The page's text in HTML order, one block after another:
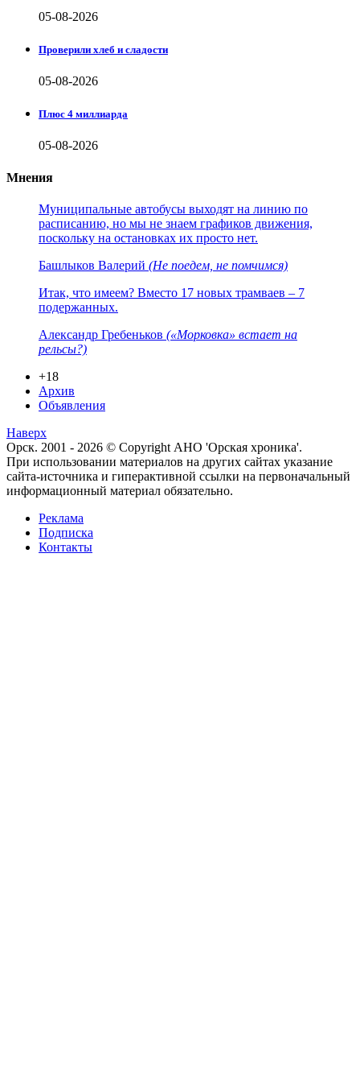
05-08-2026
Проверили хлеб и сладости
05-08-2026
Плюс 4 миллиарда
05-08-2026
Мнения
Муниципальные автобусы выходят на линию по
расписанию, но мы не знаем графиков движения,
поскольку на остановках их просто нет.
Башлыков Валерий (Не поедем, не помчимся)
Итак, что имеем? Вместо 17 новых трамваев – 7
подержанных.
Александр Гребеньков («Морковка» встает на
рельсы?)
+18
Архив
Объявления
Наверх
Орск. 2001 - 2026 © Copyright АНО 'Орская хроника'.
При использовании материалов на других сайтах указание
сайта-источника и гиперактивной ссылки на первоначальный
информационный материал обязательно.
Реклама
Подписка
Контакты